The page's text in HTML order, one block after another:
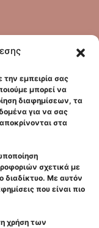
την εμπειρία σας
μπορεί να
διαφημίσεων, τα
για να σας
στα
σχετικά με
διαδίκτυο. Με αυτόν
που είναι πιο
χρήση των